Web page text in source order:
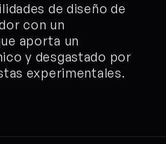
de diseño de
con un
aporta un
y desgastado por
experimentales.